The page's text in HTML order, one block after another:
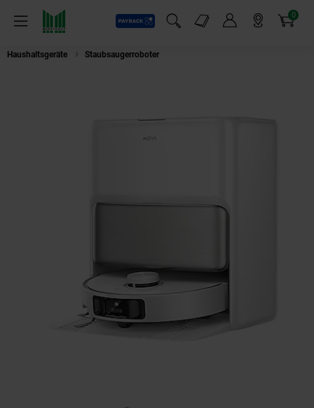
Menü
Payback
Suchfeld einblenden
Markt-Angebote 0
Artikel
Haushaltsgeräte Staubsaugerroboter